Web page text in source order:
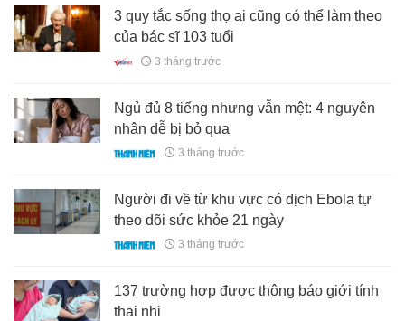
3 quy tắc sống thọ ai cũng có thể làm theo
của bác sĩ 103 tuổi
3 tháng trước
Ngủ đủ 8 tiếng nhưng vẫn mệt: 4 nguyên
nhân dễ bị bỏ qua
3 tháng trước
Người đi về từ khu vực có dịch Ebola tự
theo dõi sức khỏe 21 ngày
3 tháng trước
137 trường hợp được thông báo giới tính
thai nhi